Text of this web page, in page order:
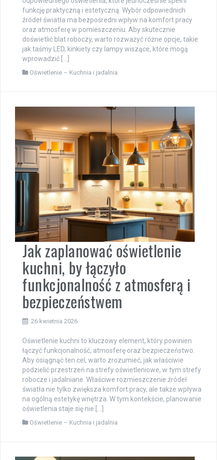
funkcję praktyczną i estetyczną. Wybór odpowiednich
źródeł światła ma bezpośredni wpływ na komfort pracy
oraz atmosferę w pomieszczeniu. Aby skutecznie
doświetlić blat roboczy, warto rozważyć różne opcje, takie
jak taśmy LED, kinkiety czy lampy wiszące, które mogą
wprowadzić […]
Oświetlenie – Kuchnia i jadalnia
Jak zaplanować oświetlenie
kuchni, by łączyło
funkcjonalność z atmosferą i
bezpieczeństwem
26 kwietnia 2026
Oświetlenie kuchni to kluczowy element, który powinien
łączyć funkcjonalność, atmosferę oraz bezpieczeństwo.
Aby osiągnąć ten cel, warto zrozumieć, jak właściwie
podzielić przestrzeń na strefy oświetleniowe, w tym strefy
robocze i jadalniane. Właściwe rozmieszczenie źródeł
światła nie tylko zwiększa komfort pracy, ale także wpływa
na ogólną estetykę wnętrza. W tym kontekście, planowanie
oświetlenia staje się nie […]
Oświetlenie – Kuchnia i jadalnia